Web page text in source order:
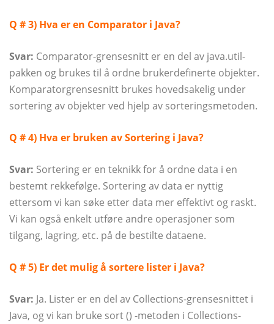
Q # 3) Hva er en Comparator i Java?
Svar: Comparator-grensesnitt er en del av java.util-
pakken og brukes til å ordne brukerdefinerte objekter.
Komparatorgrensesnitt brukes hovedsakelig under
sortering av objekter ved hjelp av sorteringsmetoden.
Q # 4) Hva er bruken av Sortering i Java?
Svar: Sortering er en teknikk for å ordne data i en
bestemt rekkefølge. Sortering av data er nyttig
ettersom vi kan søke etter data mer effektivt og raskt.
Vi kan også enkelt utføre andre operasjoner som
tilgang, lagring, etc. på de bestilte dataene.
Q # 5) Er det mulig å sortere lister i Java?
Svar: Ja. Lister er en del av Collections-grensesnittet i
Java, og vi kan bruke sort () -metoden i Collections-